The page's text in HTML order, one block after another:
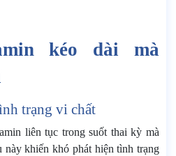
kéo dài mà
trạng vi chất
liên tục trong suốt thai kỳ mà
khiến khó phát hiện tình trạng